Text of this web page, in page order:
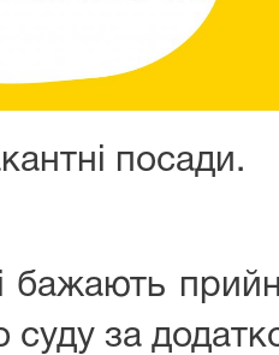
посади.
бажають
суду за